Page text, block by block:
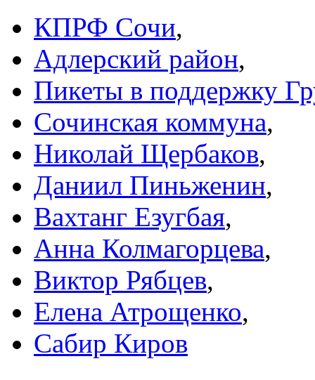
КПРФ Сочи,
Адлерский район,
Пикеты в поддержку
Сочинская коммуна,
Николай Щербаков,
Даниил Пиньженин,
Вахтанг Езугбая,
Анна Колмагорцева,
Виктор Рябцев,
Елена Атрощенко,
Сабир Киров